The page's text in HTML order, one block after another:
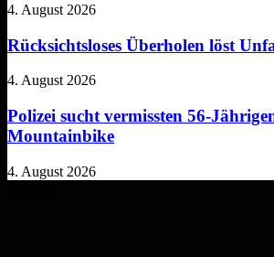
4. August 2026
Rücksichtsloses Überholen löst
4. August 2026
Polizei sucht vermissten 56-
Mountainbike
4. August 2026